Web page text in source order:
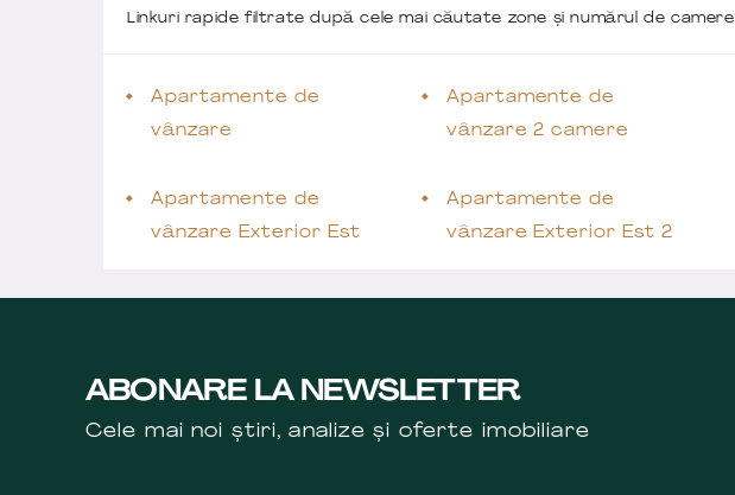
Linkuri rapide filtrate după cele mai căutate zone și numărul de camere
Apartamente de
vânzare
Apartamente de
vânzare Exterior Est
Apartamente de
vânzare 2 camere
Apartamente de
vânzare Exterior Est 2
ABONARE LA NEWSLETTER
Cele mai noi știri, analize și oferte imobiliare